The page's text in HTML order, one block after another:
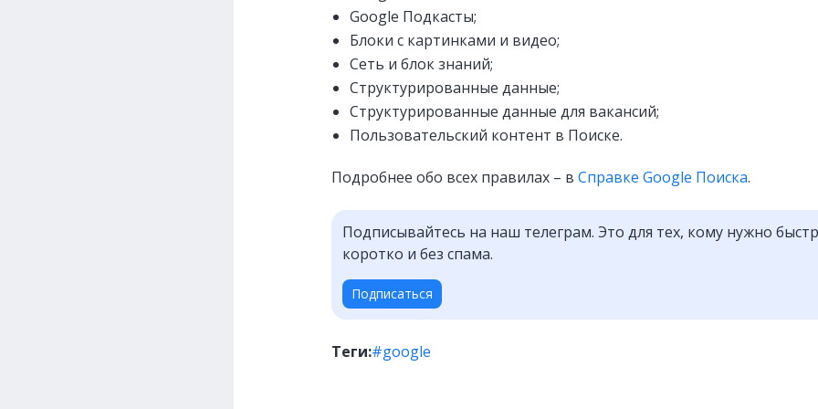
Google Подкасты;
Блоки с картинками и видео;
Сеть и блок знаний;
Структурированные данные;
Структурированные данные для вакансий;
Пользовательский контент в Поиске.
Подробнее обо всех правилах – в Справке Google Поиска.
Подписывайтесь на наш телеграм. Это для тех, кому нужно
коротко и без спама.
Подписаться
Теги:#google